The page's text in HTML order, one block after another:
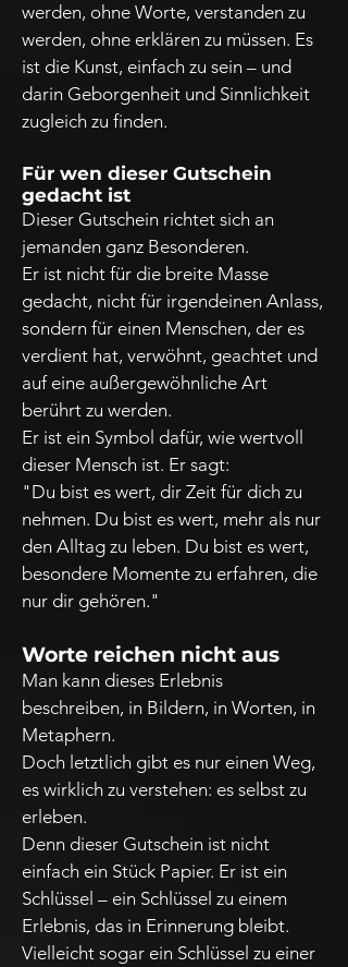
werden, ohne Worte, verstanden zu
werden, ohne erklären zu müssen. Es
ist die Kunst, einfach zu sein – und
darin Geborgenheit und Sinnlichkeit
zugleich zu finden.
Für wen dieser Gutschein
gedacht ist
Dieser Gutschein richtet sich an
jemanden ganz Besonderen.
Er ist nicht für die breite Masse
gedacht, nicht für irgendeinen Anlass,
sondern für einen Menschen, der es
verdient hat, verwöhnt, geachtet und
auf eine außergewöhnliche Art
berührt zu werden.
Er ist ein Symbol dafür, wie wertvoll
dieser Mensch ist. Er sagt:
"Du bist es wert, dir Zeit für dich zu
nehmen. Du bist es wert, mehr als nur
den Alltag zu leben. Du bist es wert,
besondere Momente zu erfahren, die
nur dir gehören."
Worte reichen nicht aus
Man kann dieses Erlebnis
beschreiben, in Bildern, in Worten, in
Metaphern.
Doch letztlich gibt es nur einen Weg,
es wirklich zu verstehen: es selbst zu
erleben.
Denn dieser Gutschein ist nicht
einfach ein Stück Papier. Er ist ein
Schlüssel – ein Schlüssel zu einem
Erlebnis, das in Erinnerung bleibt.
Vielleicht sogar ein Schlüssel zu einer